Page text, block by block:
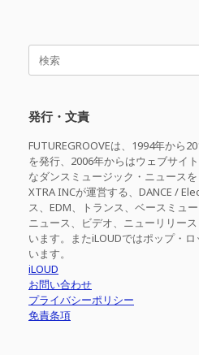
検
発行・文責
FUTUREGROOVEは、1994年から
を発行、2006年からはウェブサイ
なダンスミュージック・ニュースを
XTRA INCが運営する、DANCE /
ス、EDM、トランス、ベースミュ
ニュース、ビデオ、ニューリリー
います。またiLOUDではポップ・
います。
iLOUD
お問い合わせ
プライバシーポリシー
免責条項